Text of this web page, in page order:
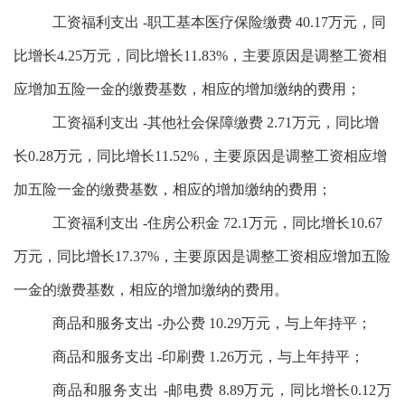
工资福利支出 -职工基本医疗保险缴费 40.17万元，同
比增长4.25万元，同比增长11.83%，主要原因是调整工资相
应增加五险一金的缴费基数，相应的增加缴纳的费用 ；
工资福利支出 -其他社会保障缴费 2.71万元，同比增
长0.28万元，同比增长11.52%，主要原因是调整工资相应增
加五险一金的缴费基数，相应的增加缴纳的费用 ；
工资福利支出 -住房公积金 72.1万元，同比增长10.67
万元，同比增长17.37%，主要原因是调整工资相应增加五险
一金的缴费基数，相应的增加缴纳的费用。
商品和服务支出 -办公费 10.29万元，与上年持平；
商品和服务支出 -印刷费 1.26万元，与上年持平；
商品和服务支出 -邮电费 8.89万元，同比增长0.12万